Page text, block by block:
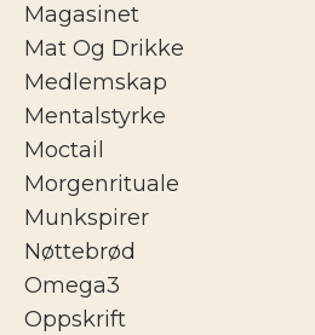
Magasinet
Mat Og Drikke
Medlemskap
Mentalstyrke
Moctail
Morgenrituale
Munkspirer
Nøttebrød
Omega3
Oppskrift